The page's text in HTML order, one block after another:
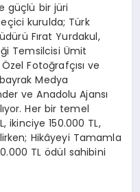
güçlü bir jüri
kurulda; Türk
Fırat Yurdakul,
Temsilcisi Ümit
Fotoğrafçısı ve
Medya
ve Anadolu Ajansı
Her bir temel
ikinciye 150.000 TL,
Hikâyeyi Tamamla
TL ödül sahibini